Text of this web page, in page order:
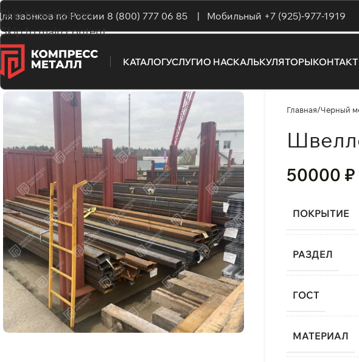
Skip to navigation
Skip to main content
звонков по России 8 (800) 777 06 85 | Мобильный +7 (925)-977-1919
КАТАЛОГУСЛУГИО НАСКАЛЬКУЛЯТОРЫ
Главная Черный
50000 ₽
ПОКРЫТИЕ
РАЗДЕЛ
ГОСТ
МАТЕРИАЛ